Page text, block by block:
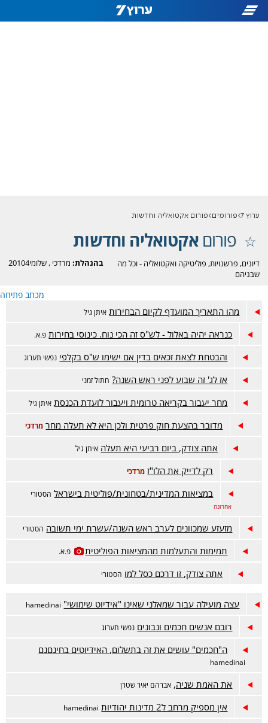
ערוץ 7 פורומים פורום אקטואליה וחדשות
פורוםאקטואליה וחדשות
בהנהלת: מרדכי ,שלומי20104
דיונים, פרשנויות, פוליטיקה ואקטואליה - וכל מה
שבניהם
מכתב פתיחה
מהו התאריך המועדף לקיום הבחירות איתן גיל
כנראה יהיה באלול - לש"ס זה הכי נוח. כינוסי בחירות פ.א.
והבטחת לצאת זכאים בדין אם ישימו ש"ס בקלפי נפשי תערוג
אז לג' זה שבוע לפני ראש השנה? חתול זמני
מחר יעבור בקריאה טרומית ויעבור לועדת הכנסת איתן גיל
מדובר בהצעת חוק פרטית ולכן היא לא תעלה מחר מרדכי
אתה צודק, ביום רביעי היא תעלה איתן גיל
רק לדייק את הלו"ז מרדכי
במציאות המדינית/בטחונית/פוליטית בישראל הסטורי
אחרונה
מזעזע שמכוונים לערב ראש השנה/עשרת ימי תשובה הסטורי
תמימות והתעלמות מהמציאות הפוליטית פ.א.
אתה צודק, זו דרכם כסל למו הסטורי
עצה מועילה עבור שמאלני שאינו "אידיוט שימושי" hamedinai
רובם אנשים חכמים ונבונים נפשי תערוג
ה"חכמים" עושים את זה בתשלום, האידיוטים בחינםנם
hamedinai
את האמת שניה, אברהם יאיר שטרן
אין מספיק מרחב ל2 מדינות יהודיות hamedinai